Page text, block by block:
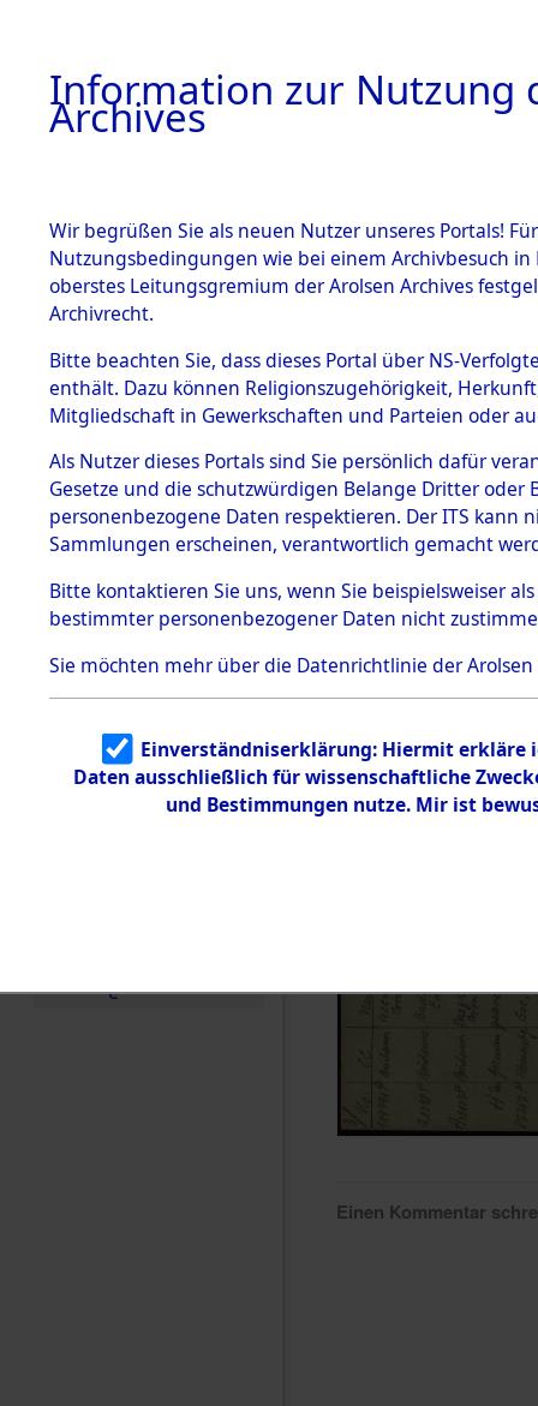
BESTÄNDE
1.
mente
5. Verschiedenes
5.3
Todesmärsche
5.3.1 Alliierte
Erhebungen
zu
Todesmärsch
en
5.3.2
Identifizierun
g
5.3.3
Todesmärsch
e
Einen Kommentar
Information zur Nutzung
Archives
Wir begrüßen Sie als neuen Nutzer unseres Portals!
Nutzungsbedingungen wie bei einem Archivbesuch
oberstes Leitungsgremium der Arolsen Archives
Archivrecht.
Bitte beachten Sie, dass dieses Portal über NS-
enthält. Dazu können Religionszugehörigkeit,
Mitgliedschaft in Gewerkschaften und Parteien oder
Als Nutzer dieses Portals sind Sie persönlich dafür
Gesetze und die schutzwürdigen Belange Dritter
personenbezogene Daten respektieren. Der ITS
Sammlungen erscheinen, verantwortlich gemacht
Bitte kontaktieren Sie uns, wenn Sie beispielsweiser
bestimmter personenbezogener Daten nicht
Sie möchten mehr über die Datenrichtlinie der Arolsen
Einverständniserklärung: Hiermit erkläre
Daten ausschließlich für wissenschaftliche
und Bestimmungen nutze. Mir ist